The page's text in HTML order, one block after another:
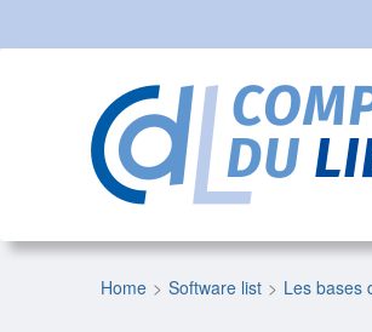
Home Software list Les bases